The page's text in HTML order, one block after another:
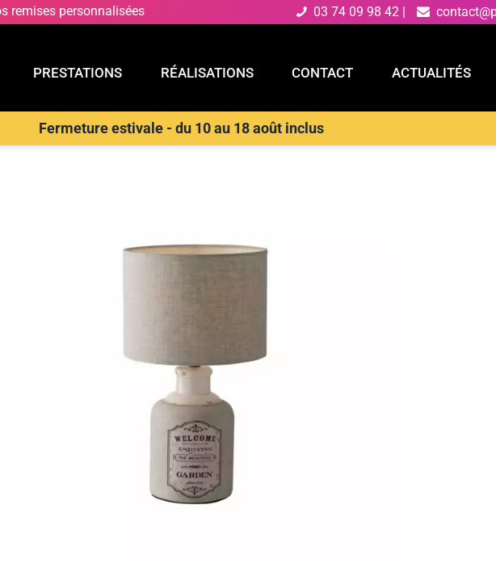
remises personnalisées 03 74 09 98 42 |
PRESTATIONS RÉALISATIONS CONTACT ACTUALITÉS
Fermeture estivale - du 10 au 18 août inclus
PRESTATIONS RÉALISATIONS CONTACT
de table>LUCE AMBIENTE E DESIGN Lampe de table factory en céramique avec abat-